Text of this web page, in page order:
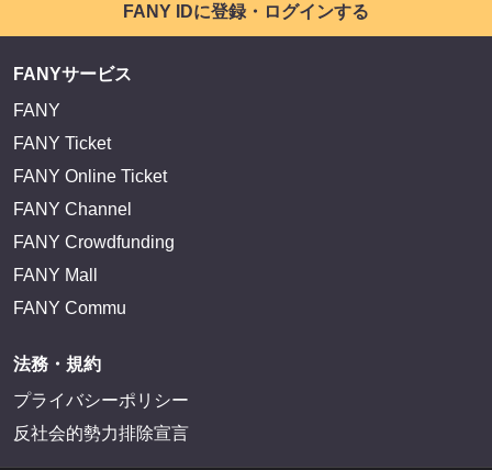
FANY IDに登録・ログインする
FANYサービス
FANY
FANY Ticket
FANY Online Ticket
FANY Channel
FANY Crowdfunding
FANY Mall
FANY Commu
法務・規約
プライバシーポリシー
反社会的勢力排除宣言